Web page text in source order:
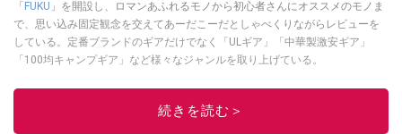
「 FUKU 」を開設し、ロマンあふれるモノから初心者さんにオススメのモノま
で、思い込み固定観念を交えてあーだこーだとしゃべくりながらレビューを
している。定番ブランドのギアだけでなく「ULギア」「中華製激安ギア」
「100均キャンプギア」など様々なジャンルを取り上げている。
このイチオシストの他の記事を読む
続きを読む＞